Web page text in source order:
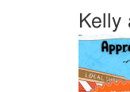
Kelly